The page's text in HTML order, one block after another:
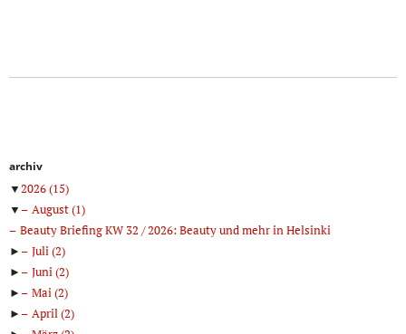
archiv
▼2026(15)
▼
August(1)
Beauty Briefing KW 32 / 2026: Beauty und mehr in Helsinki
►
Juli(2)
►
Juni(2)
►
Mai(2)
►
April(2)